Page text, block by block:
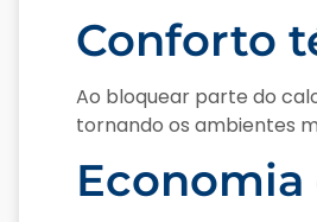
Conforto
Ao bloquear parte do
tornando os ambientes